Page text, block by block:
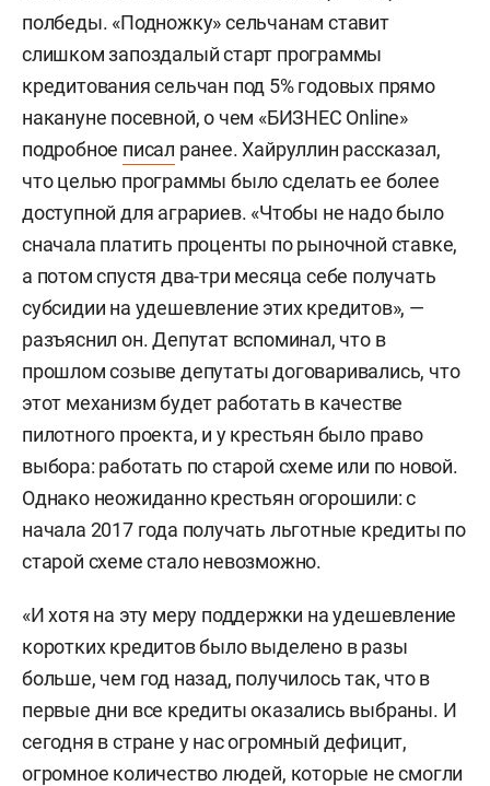
полбеды. «Подножку» сельчанам ставит
слишком запоздалый старт программы
кредитования сельчан под 5% годовых прямо
накануне посевной, о чем «БИЗНЕС Online»
подробное писал ранее. Хайруллин рассказал,
что целью программы было сделать ее более
доступной для аграриев. «Чтобы не надо было
сначала платить проценты по рыночной ставке,
а потом спустя два-три месяца себе получать
субсидии на удешевление этих кредитов», —
разъяснил он. Депутат вспоминал, что в
прошлом созыве депутаты договаривались, что
этот механизм будет работать в качестве
пилотного проекта, и у крестьян было право
выбора: работать по старой схеме или по новой.
Однако неожиданно крестьян огорошили: с
начала 2017 года получать льготные кредиты по
старой схеме стало невозможно.
«И хотя на эту меру поддержки на удешевление
коротких кредитов было выделено в разы
больше, чем год назад, получилось так, что в
первые дни все кредиты оказались выбраны. И
сегодня в стране у нас огромный дефицит,
огромное количество людей, которые не смогли